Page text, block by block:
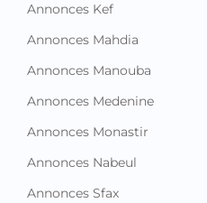
Annonces Kef
Annonces Mahdia
Annonces Manouba
Annonces Medenine
Annonces Monastir
Annonces Nabeul
Annonces Sfax